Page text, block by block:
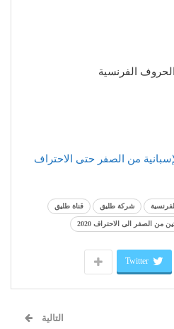
الفرنسية
من الصفر حتى الاحتراف
شركة طليق قناة طليق
من الصفر الى الاحتراف 2020
Twitter
التالية